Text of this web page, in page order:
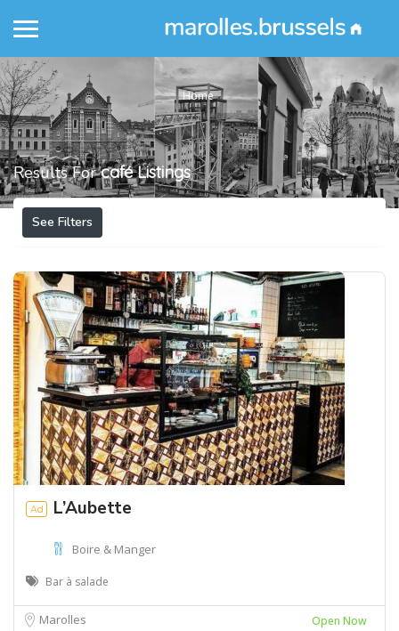
Home
Results Forcafé Listings
See Filters
Ad L’Aubette
Boire & Manger
Bar à salade
Marolles Open Now